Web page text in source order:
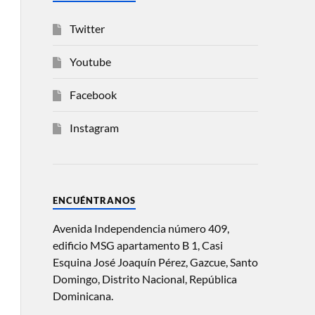
Twitter
Youtube
Facebook
Instagram
ENCUÉNTRANOS
Avenida Independencia número 409,
edificio MSG apartamento B 1, Casi
Esquina José Joaquín Pérez, Gazcue, Santo
Domingo, Distrito Nacional, República
Dominicana.